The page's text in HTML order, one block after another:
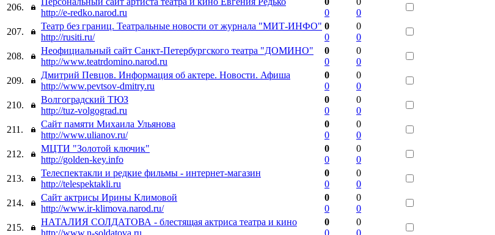
206.
http://e-redko.narod.ru
0
0
207.
Театр без границ. Театральные новости от журнала "МИТ-ИНФО"
http://rusiti.ru/
0
0
0
0
208.
Неофициальный сайт Санкт-Петербургского театра "ДОМИНО"
http://www.teatrdomino.narod.ru
0
0
0
0
209.
Дмитрий Певцов. Информация об актере. Новости. Афиша
http://www.pevtsov-dmitry.ru
0
0
0
0
210.
Волгоградский ТЮЗ
http://tuz-volgograd.ru
0
0
0
0
211.
Сайт памяти Михаила Ульянова
http://www.ulianov.ru/
0
0
0
0
212.
МЦТИ "Золотой ключик"
http://golden-key.info
0
0
0
0
213.
Телеспектакли и редкие фильмы - интернет-магазин
http://telespektakli.ru
0
0
0
0
214.
Сайт актрисы Ирины Климовой
http://www.ir-klimova.narod.ru/
0
0
0
0
215.
НАТАЛИЯ СОЛДАТОВА - блестящая актриса театра и кино
http://www.n-soldatova.ru
0
0
0
0